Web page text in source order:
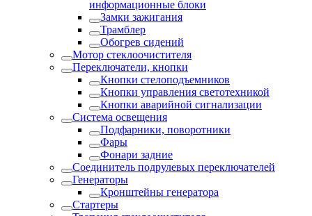
информационные блоки
Замки зажигания
Трамблер
Обогрев сидений
Мотор стеклоочистителя
Переключатели, кнопки
Кнопки стелоподъемников
Кнопки управления светотехникой
Кнопки аварийной сигнализации
Система освещения
Подфарники, поворотники
Фары
Фонари задние
Соединитель подрулевых переключателей
Генераторы
Кронштейны генератора
Стартеры